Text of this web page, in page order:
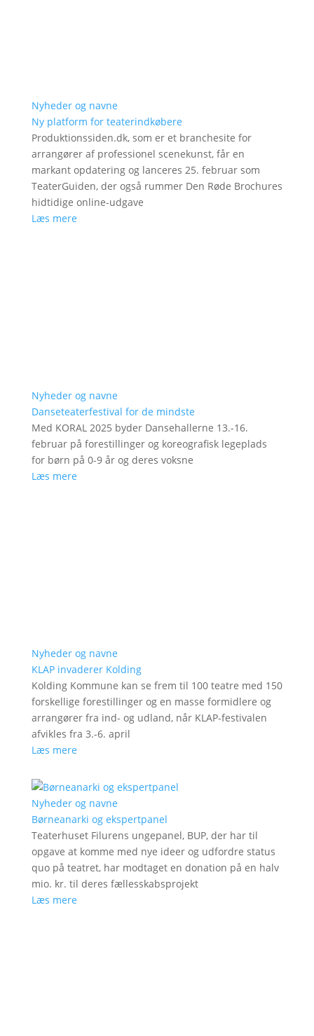
Nyheder og navne
Ny platform for teaterindkøbere
Produktionssiden.dk, som er et branchesite for
arrangører af professionel scenekunst, får en
markant opdatering og lanceres 25. februar som
TeaterGuiden, der også rummer Den Røde Brochures
hidtidige online-udgave
Læs mere
Nyheder og navne
Danseteaterfestival for de mindste
Med KORAL 2025 byder Dansehallerne 13.-16.
februar på forestillinger og koreografisk legeplads
for børn på 0-9 år og deres voksne
Læs mere
Nyheder og navne
KLAP invaderer Kolding
Kolding Kommune kan se frem til 100 teatre med 150
forskellige forestillinger og en masse formidlere og
arrangører fra ind- og udland, når KLAP-festivalen
afvikles fra 3.-6. april
Læs mere
Nyheder og navne
Børneanarki og ekspertpanel
Teaterhuset Filurens ungepanel, BUP, der har til
opgave at komme med nye ideer og udfordre status
quo på teatret, har modtaget en donation på en halv
mio. kr. til deres fællesskabsprojekt
Læs mere